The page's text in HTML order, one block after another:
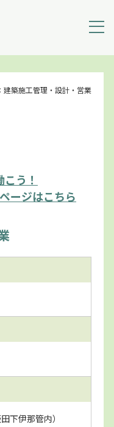
建築施工管理・設計・営業
う！
ージはこちら
下伊那管内）